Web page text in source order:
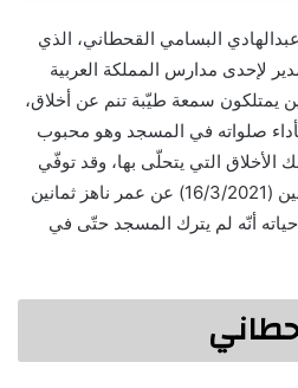
البسامي القحطاني، الذي
لإحدى مدارس المملكة العربية
يمتلكون سمعة طيّبة تنم عن أخلاق،
صلواته في المسجد وهو محبوب
الأخلاق التي يتحلّى بها، وقد توفّي
الشيخ عبد الهادي في يوم الاثنين (16/3/2021) عن عمر ناهز ثمانين
أنّه لم يترك المسجد حتّى في